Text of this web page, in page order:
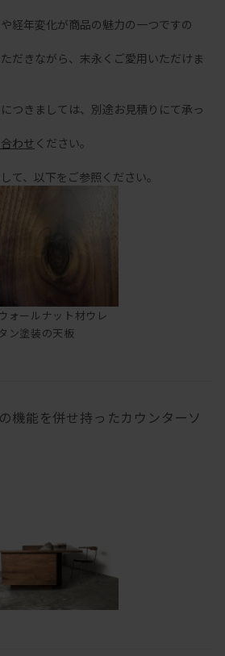
経年変化が商品の魅力の一つですの
だきながら、末永くご愛用いただけま
つきましては、別途お見積りにて承っ
わせ ください。
て、以下をご参照ください。
ウォールナット材ウレ
タン塗装の天板
機能を併せ持ったカウンターソ